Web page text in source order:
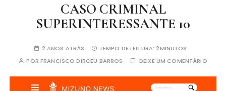
CASO CRIMINAL
SUPERINTERESSANTE 10
2 ANOS ATRÁS TEMPO DE LEITURA:2MINUTOS
POR FRANCISCO DIRCEU BARROS DEIXE UM COMENTÁRIO